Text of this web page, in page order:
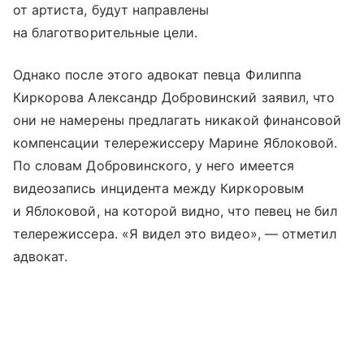
от артиста, будут направлены
на благотворительные цели.
Однако после этого адвокат певца Филиппа
Киркорова Александр Добровинский заявил, что
они не намерены предлагать никакой финансовой
компенсации телережиссеру Марине Яблоковой.
По словам Добровинского, у него имеется
видеозапись инцидента между Киркоровым
и Яблоковой, на которой видно, что певец не бил
телережиссера. «Я видел это видео», — отметил
адвокат.